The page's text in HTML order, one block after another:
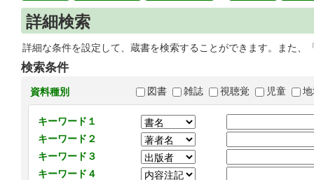
詳細検索
詳細な条件を設定して、蔵書を検索することができます。また
検索条件
資料種別 図書 雑誌 視聴覚 児童
キーワード１
キーワード２
キーワード３
キーワード４